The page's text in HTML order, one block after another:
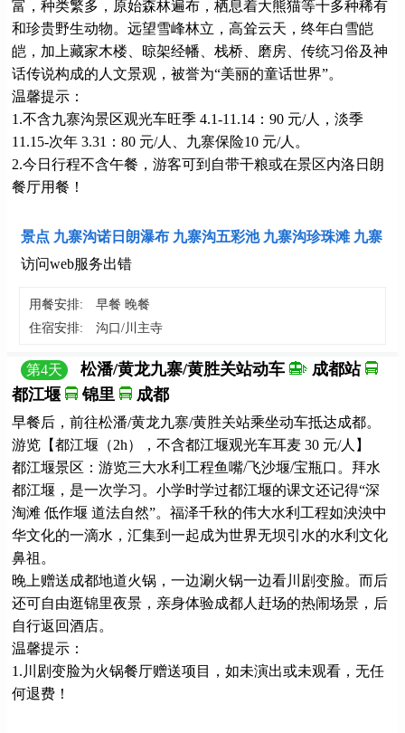
富，种类繁多，原始森林遍布，栖息着大熊猫等十多种稀有
和珍贵野生动物。远望雪峰林立，高耸云天，终年白雪皑
皑，加上藏家木楼、晾架经幡、栈桥、磨房、传统习俗及神
话传说构成的人文景观，被誉为“美丽的童话世界”。
温馨提示：
1.不含九寨沟景区观光车旺季 4.1-11.14：90 元/人，淡季
11.15-次年 3.31：80 元/人、九寨保险10 元/人。
2.今日行程不含午餐，游客可到自带干粮或在景区内洛日朗
餐厅用餐！
景点 九寨沟诺日朗瀑布 九寨沟五彩池 九寨沟珍珠滩 九寨
沟瀑布
访问web服务出错
用餐安排:
早餐 晚餐
住宿安排:
沟口/川主寺
第4天 松潘/黄龙九寨/黄胜关站动车
成都站
都江堰
锦里 成都
早餐后，前往松潘/黄龙九寨/黄胜关站乘坐动车抵达成都。
游览【都江堰（2h），不含都江堰观光车耳麦 30 元/人】
都江堰景区：游览三大水利工程鱼嘴/飞沙堰/宝瓶口。拜水
都江堰，是一次学习。小学时学过都江堰的课文还记得“深
淘滩 低作堰 道法自然”。福泽千秋的伟大水利工程如泱泱中
华文化的一滴水，汇集到一起成为世界无坝引水的水利文化
鼻祖。
晚上赠送成都地道火锅，一边涮火锅一边看川剧变脸。而后
还可自由逛锦里夜景，亲身体验成都人赶场的热闹场景，后
自行返回酒店。
温馨提示：
1.川剧变脸为火锅餐厅赠送项目，如未演出或未观看，无任
何退费！